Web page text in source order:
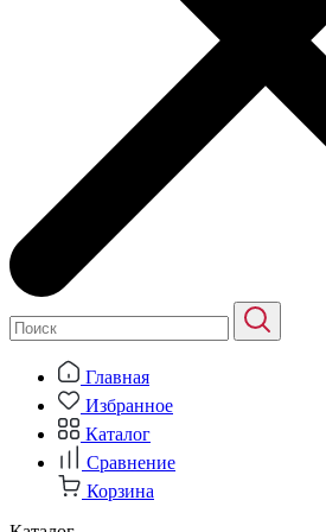
Главная
Избранное
Каталог
Сравнение
Корзина